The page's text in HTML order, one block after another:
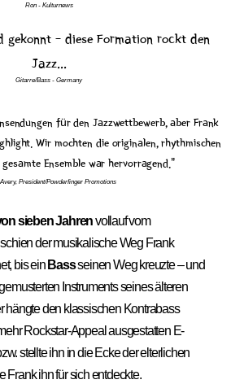
Ron - Kulturnews
gekonnt – diese Formation rockt den
Jazz...
Gitarre/Bass - Germany
für den Jazzwettbewerb, aber Frank
Wir mochten die originalen, rhythmischen
Ensemble war hervorragend."
President/Powderfinger Promotions
sieben Jahrenvollauf vom
der musikalische Weg Frank
bis ein Bassseinen Weg kreuzte – und
Instruments seines älteren
hängte den klassischen Kontrabass
Rockstar-Appeal ausgestatten E-
stellte ihn in die Ecke der elterlichen
Frank ihn für sich entdeckte.